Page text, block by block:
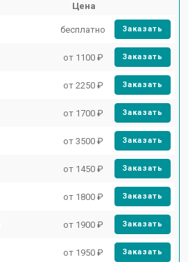
Цена
бесплатно Заказать
от 1100 ₽ Заказать
от 2250 ₽ Заказать
от 1700 ₽ Заказать
от 3500 ₽ Заказать
от 1450 ₽ Заказать
от 1800 ₽ Заказать
от 1900 ₽ Заказать
от 1950 ₽ Заказать